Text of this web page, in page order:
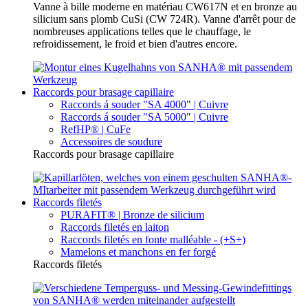
Vanne à bille moderne en matériau CW617N et en bronze au
silicium sans plomb CuSi (CW 724R). Vanne d'arrêt pour de
nombreuses applications telles que le chauffage, le
refroidissement, le froid et bien d'autres encore.
Raccords pour brasage capillaire
Raccords á souder "SA 4000" | Cuivre
Raccords á souder "SA 5000" | Cuivre
RefHP® | CuFe
Accessoires de soudure
Raccords pour brasage capillaire
Raccords filetés
PURAFIT® | Bronze de silicium
Raccords filetés en laiton
Raccords filetés en fonte malléable - (+S+)
Mamelons et manchons en fer forgé
Raccords filetés